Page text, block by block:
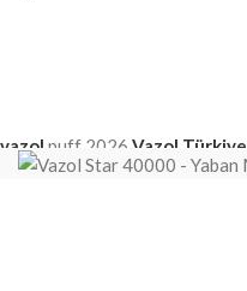
vazol puff 2026 Vazol Türkiye